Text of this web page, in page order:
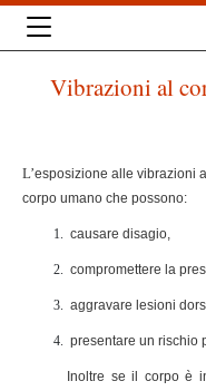
Vibrazioni al
L’esposizione alle vibrazioni
corpo umano che possono:
causare disagio,
compromettere la
aggravare lesioni
presentare un rischio
Inoltre se il corpo è